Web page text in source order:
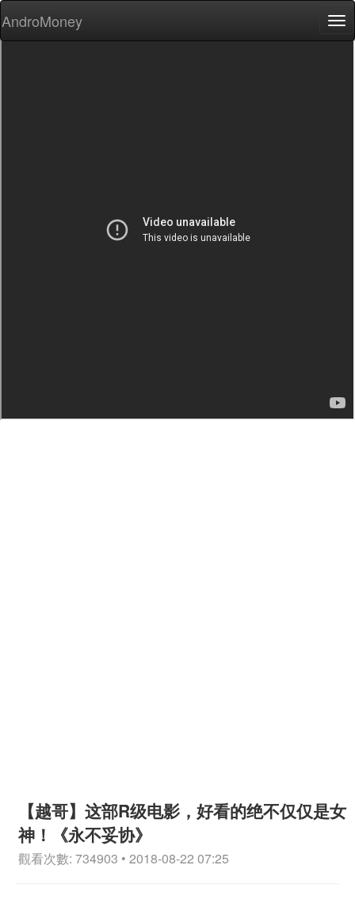
AndroMoney
【越哥】这部R级电影，好看的绝不仅仅是女
神！《永不妥协》
觀看次數: 734903 • 2018-08-22 07:25